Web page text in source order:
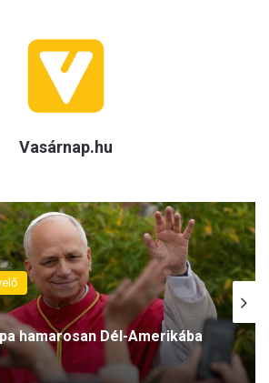
Vasárnap.hu
hamarosan Dél-Amerikába